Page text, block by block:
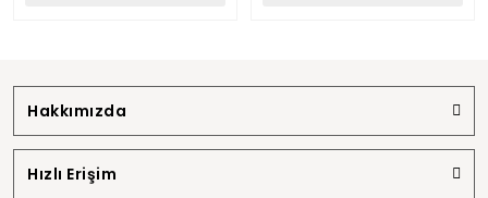
Hakkımızda
Hızlı Erişim